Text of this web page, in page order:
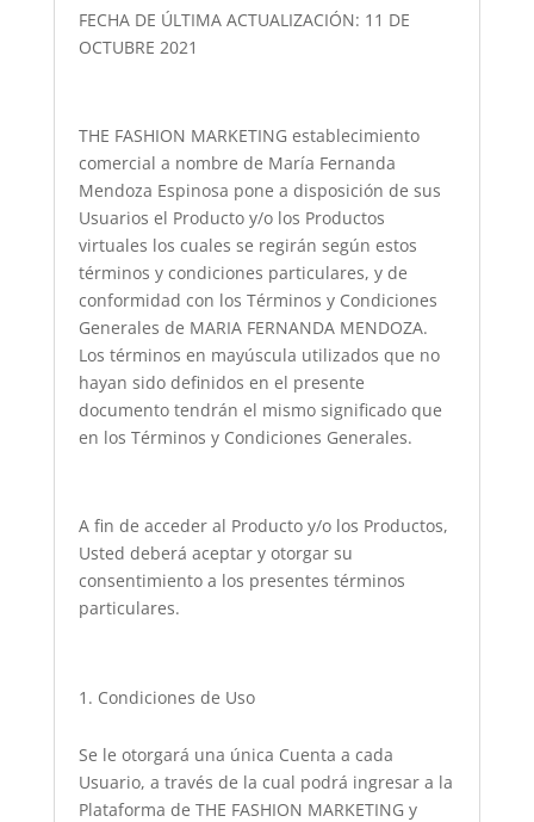
FECHA DE ÚLTIMA ACTUALIZACIÓN: 11 DE
OCTUBRE 2021
THE FASHION MARKETING establecimiento
comercial a nombre de María Fernanda
Mendoza Espinosa pone a disposición de sus
Usuarios el Producto y/o los Productos
virtuales los cuales se regirán según estos
términos y condiciones particulares, y de
conformidad con los Términos y Condiciones
Generales de MARIA FERNANDA MENDOZA.
Los términos en mayúscula utilizados que no
hayan sido definidos en el presente
documento tendrán el mismo significado que
en los Términos y Condiciones Generales.
A fin de acceder al Producto y/o los Productos,
Usted deberá aceptar y otorgar su
consentimiento a los presentes términos
particulares.
Condiciones de Uso
Se le otorgará una única Cuenta a cada
Usuario, a través de la cual podrá ingresar a la
Plataforma de THE FASHION MARKETING y